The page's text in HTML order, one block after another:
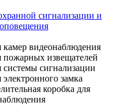
сигнализации и
камер видеонаблюдения
пожарных извещателей
системы сигнализации
замка
коробка для